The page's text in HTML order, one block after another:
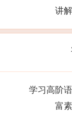
讲
学习高阶
富